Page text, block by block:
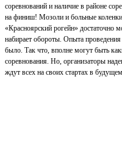
соревнований и наличие в районе
на финиш! Мозоли и больные
«Красноярский рогейн» достаточно
набирает обороты. Опыта
было. Так что, вполне могут быть
соревнования. Но, организаторы
ждут всех на своих стартах в